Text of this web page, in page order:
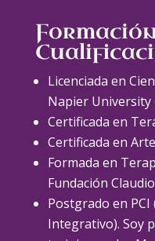
Licenciada en
Napier University
Certificada en
Certificada en
Formada en
Fundación
Postgrado en
Integrativo). Soy